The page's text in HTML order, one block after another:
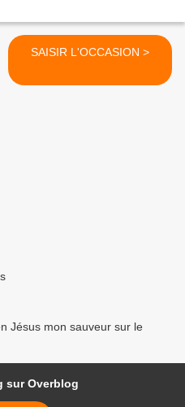
SAISIR L'OCCASION >
Jésus mon sauveur sur le
sur Overblog